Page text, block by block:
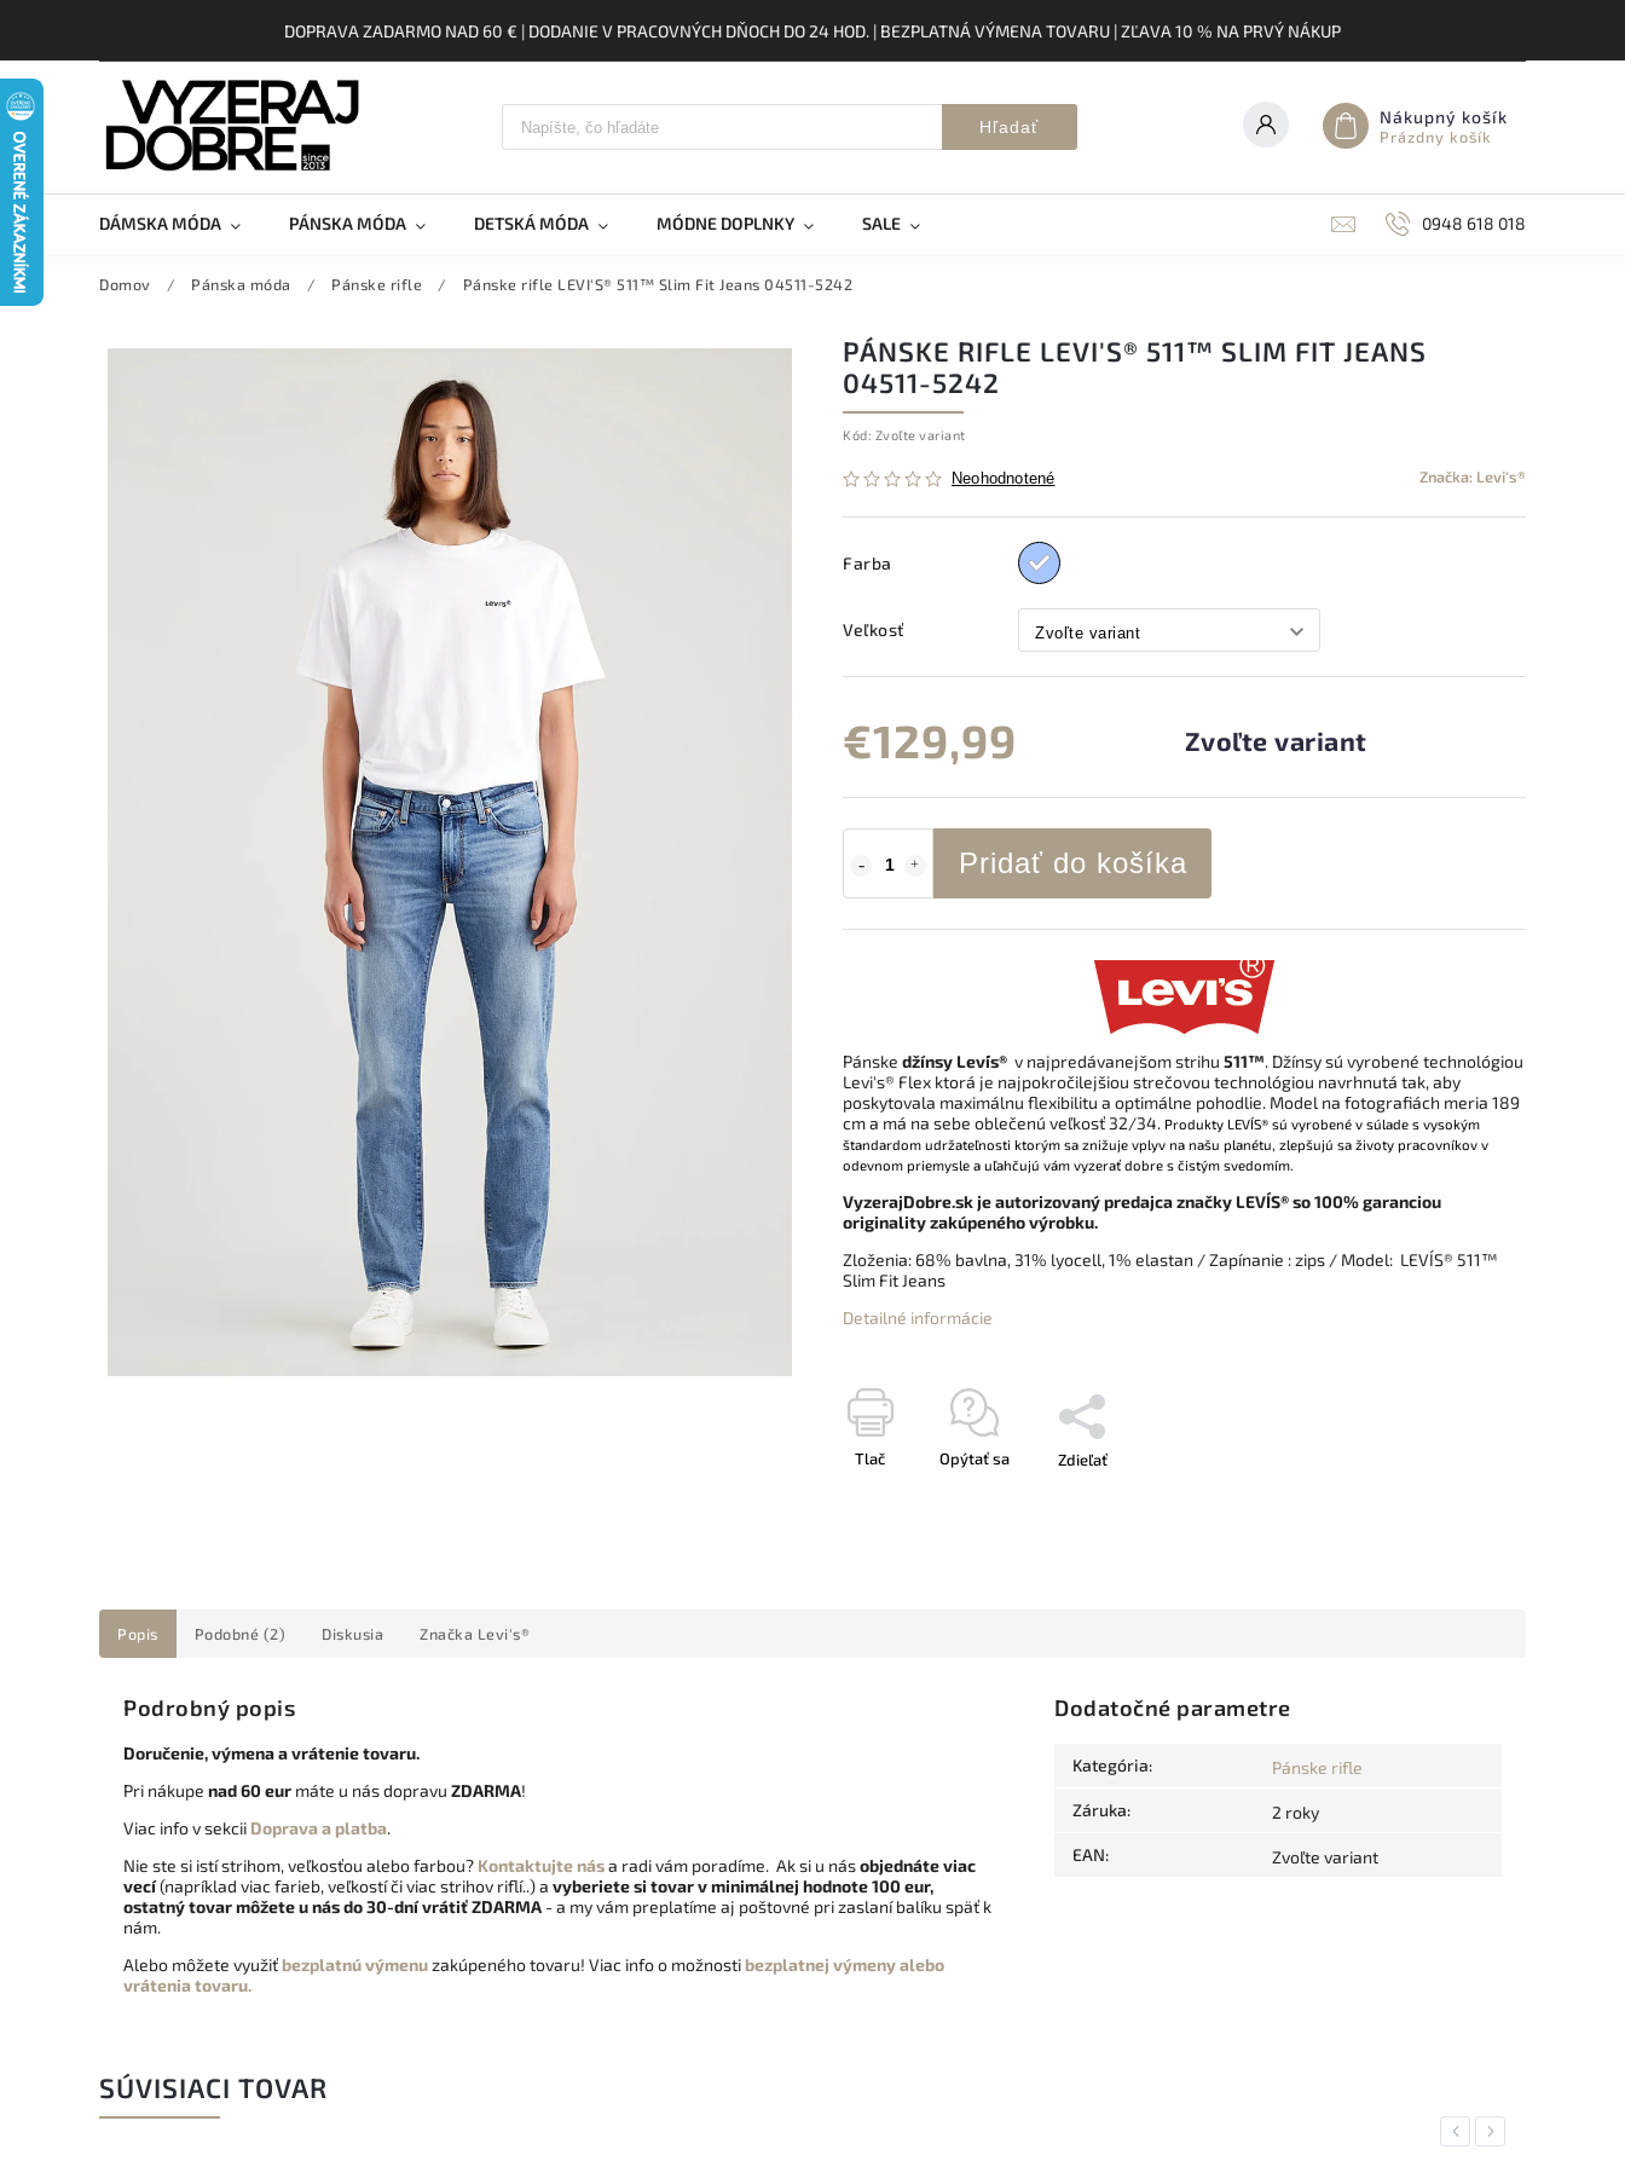
DOPRAVA ZADARMO NAD 60 € | DODANIE V PRACOVNÝCH DŇOCH DO 24 HOD. | BEZPLATNÁ VÝMENA TOVARU | ZĽAVA 10 % NA PRVÝ NÁKUP
Hľadať Nákupný košík
Prázdny košík
DÁMSKA MÓDA PÁNSKA MÓDA DETSKÁ MÓDA MÓDNE DOPLNKY SALE 0948 618 018
Domov / Pánska móda / Pánske rifle / Pánske rifle LEVI'S® 511™ Slim Fit Jeans 04511-5242
PÁNSKE RIFLE LEVI'S® 511™ SLIM FIT JEANS
04511-5242
Kód: Zvoľte variant
Neohodnotené Značka: Levi's®
Farba
Veľkosť
€129,99 Zvoľte variant
Pridať do košíka
Pánske džínsy Levi´s® v najpredávanejšom strihu 511™. Džínsy sú vyrobené technológiou
Levi's® Flex ktorá je najpokročilejšiou strečovou technológiou navrhnutá tak, aby
poskytovala maximálnu flexibilitu a optimálne pohodlie. Model na fotografiách meria 189
cm a má na sebe oblečenú veľkosť 32/34. Produkty LEVI´S® sú vyrobené v súlade s vysokým
štandardom udržateľnosti ktorým sa znižuje vplyv na našu planétu, zlepšujú sa životy pracovníkov v
odevnom priemysle a uľahčujú vám vyzerať dobre s čistým svedomím.
VyzerajDobre.sk je autorizovaný predajca značky LEVI´S® so 100% garanciou
originality zakúpeného výrobku.
Zloženia: 68% bavlna, 31% lyocell, 1% elastan / Zapínanie : zips / Model: LEVI´S® 511™
Slim Fit Jeans
Detailné informácie
Tlač Opýtať sa Zdieľať
Popis Podobné (2) Diskusia Značka Levi's®
Podrobný popis
Doručenie, výmena a vrátenie tovaru.
Pri nákupe nad 60 eur máte u nás dopravu ZDARMA!
Viac info v sekcii Doprava a platba.
Nie ste si istí strihom, veľkosťou alebo farbou? Kontaktujte nása radi vám poradíme. Ak si u násobjednáte viac
vecí(napríklad viac farieb, veľkostí či viac strihov riflí..) a vyberiete si tovar v minimálnej hodnote 100 eur,
ostatný tovar môžete u nás do 30-dní vrátiťZDARMA - a my vám preplatíme aj poštovné pri zaslaní balíku späť k
nám.
Alebo môžete využiť bezplatnú výmenuzakúpeného tovaru! Viac info o možnosti bezplatnej výmeny alebo
vrátenia tovaru.
Dodatočné parametre
Kategória: Pánske rifle
Záruka: 2 roky
EAN: Zvoľte variant
SÚVISIACI TOVAR
Previous
Next